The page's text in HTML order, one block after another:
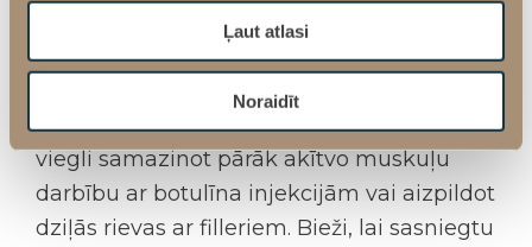
Ļaut atlasi
Noraidīt
risinājums, ja cilvēks vēlas sasniegt ātru
uzlabojumu bez ķirurģiskas iejaukšanās. Šī
brīža tendences ir atstāt pēc iespējas
dabīgāku izskatu, nepadarot seju stīvu, bet
viegli samazinot pārāk akītvo muskuļu
darbību ar botulīna injekcijām vai aizpildot
dziļās rievas ar filleriem. Bieži, lai sasniegtu